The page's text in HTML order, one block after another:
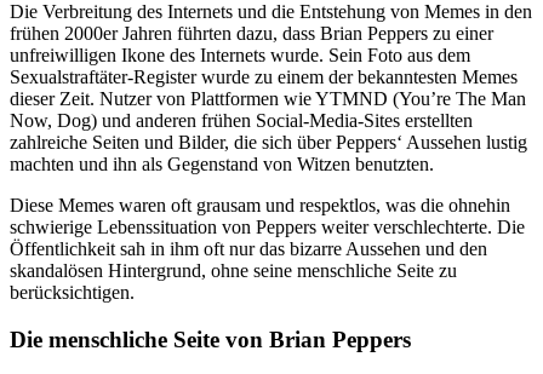
Die Verbreitung des Internets und die Entstehung von Memes in den
frühen 2000er Jahren führten dazu, dass Brian Peppers zu einer
unfreiwilligen Ikone des Internets wurde. Sein Foto aus dem
Sexualstraftäter-Register wurde zu einem der bekanntesten Memes
dieser Zeit. Nutzer von Plattformen wie YTMND (You’re The Man
Now, Dog) und anderen frühen Social-Media-Sites erstellten
zahlreiche Seiten und Bilder, die sich über Peppers‘ Aussehen lustig
machten und ihn als Gegenstand von Witzen benutzten.
Diese Memes waren oft grausam und respektlos, was die ohnehin
schwierige Lebenssituation von Peppers weiter verschlechterte. Die
Öffentlichkeit sah in ihm oft nur das bizarre Aussehen und den
skandalösen Hintergrund, ohne seine menschliche Seite zu
berücksichtigen.
Die menschliche Seite von Brian Peppers